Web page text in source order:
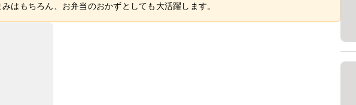
はもちろん、お弁当のおかずとしても大活躍します。